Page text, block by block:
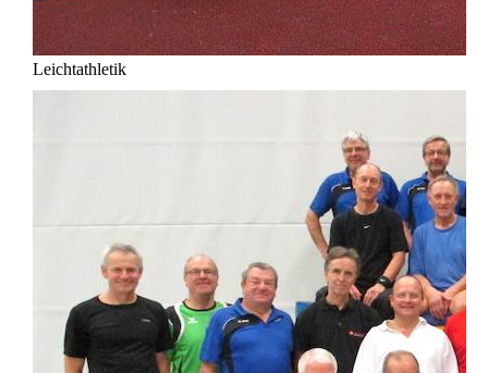
Leichtathletik